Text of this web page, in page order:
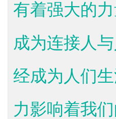
有着强大的
成为连接人
经成为人们
力影响着我